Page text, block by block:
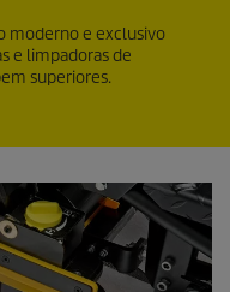
moderno e exclusivo
e limpadoras de
superiores.